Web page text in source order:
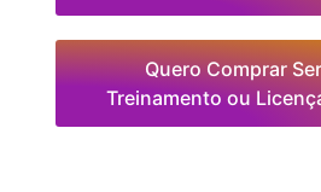
Quero Comprar
Treinamento ou